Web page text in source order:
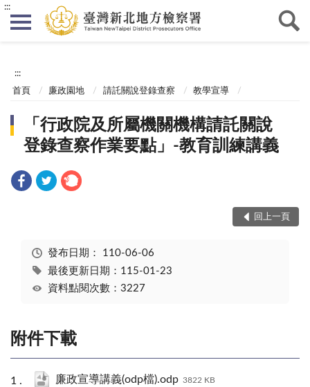
:::
:::
首頁 廉政園地 請託關說登錄查察 教學宣導
「行政院及所屬機關機構請託關說
登錄查察作業要點」-教育訓練講義
回上一頁
發布日期： 110-06-06
最後更新日期：115-01-23
資料點閱次數：3227
附件下載
廉政宣導講義(odp檔).odp 3822 KB